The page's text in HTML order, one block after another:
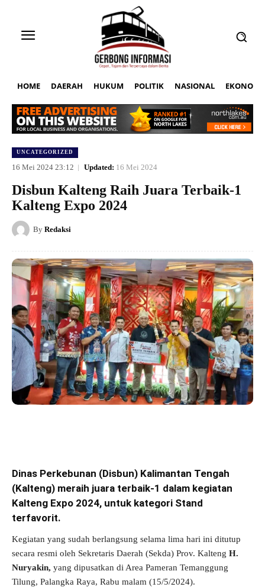
HOME DAERAH HUKUM POLITIK NASIONAL EKONOMI
UNCATEGORIZED
16 Mei 2024 23:12 Updated: 16 Mei 2024
Disbun Kalteng Raih Juara Terbaik-1
Kalteng Expo 2024
By Redaksi
Dinas Perkebunan (Disbun) Kalimantan Tengah
(Kalteng) meraih juara terbaik-1 dalam kegiatan
Kalteng Expo 2024, untuk kategori Stand
terfavorit.
Kegiatan yang sudah berlangsung selama lima hari ini ditutup
secara resmi oleh Sekretaris Daerah (Sekda) Prov. Kalteng H.
Nuryakin, yang dipusatkan di Area Pameran Temanggung
Tilung, Palangka Raya, Rabu malam (15/5/2024).